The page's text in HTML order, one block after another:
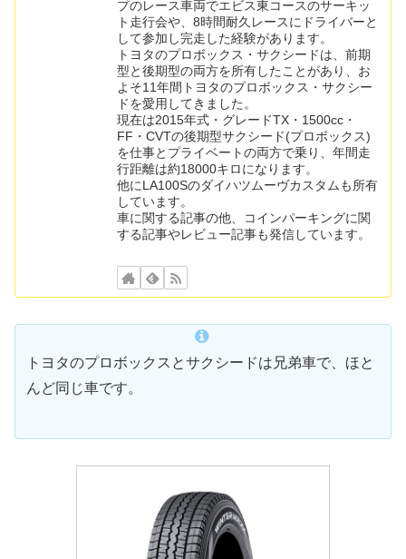
プのレース車両でエビス東コースのサーキッ
ト走行会や、8時間耐久レースにドライバーと
して参加し完走した経験があります。
トヨタのプロボックス・サクシードは、前期
型と後期型の両方を所有したことがあり、お
よそ11年間トヨタのプロボックス・サクシー
ドを愛用してきました。
現在は2015年式・グレードTX・1500cc・
FF・CVTの後期型サクシード(プロボックス)
を仕事とプライベートの両方で乗り、年間走
行距離は約18000キロになります。
他にLA100Sのダイハツムーヴカスタムも所有
しています。
車に関する記事の他、コインパーキングに関
する記事やレビュー記事も発信しています。
トヨタのプロボックスとサクシードは兄弟車で、ほと
んど同じ車です。